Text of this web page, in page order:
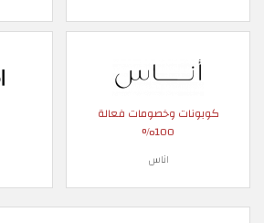
كوبونات وخصومات فعالة
100%
اناس